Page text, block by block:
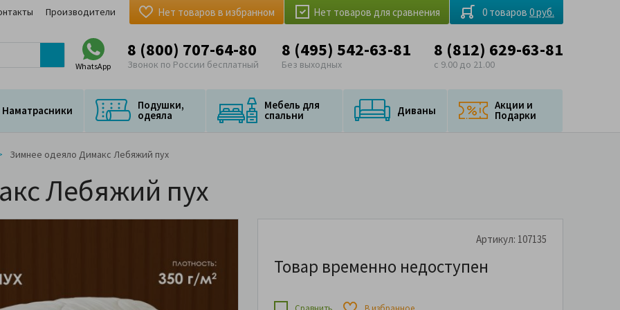
Производители Нет товаров для сравнения
Нет товаров в избранном 0 товаров 0 руб.
WhatsApp
8 (800) 707-64-80
Звонок по России бесплатный
8 (495) 542-63-81
Без выходных
8 (812) 629-63-81
с 9.00 до 21.00
Наматрасники Подушки,
одеяла
Мебель для
спальни Диваны Акции и
Подарки
Зимнее одеяло Димакс Лебяжий пух
Лебяжий пух
Артикул: 107135
Товар временно недоступен